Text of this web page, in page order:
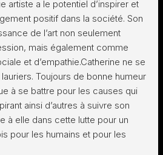
artiste a le potentiel d’inspirer et
positif dans la société. Son
de l’art non seulement
mais également comme
et d’empathie.Catherine ne se
Toujours de bonne humeur
à se battre pour les causes qui
ainsi d’autres à suivre son
à elle dans cette lutte pour un
pour les humains et pour les